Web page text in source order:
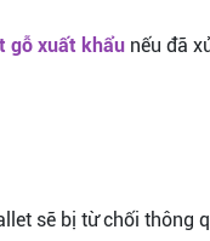
gỗ xuất khẩu nếu đã
sẽ bị từ chối thông